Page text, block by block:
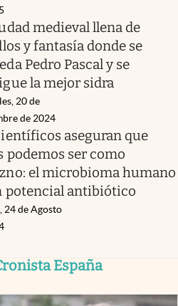
medieval llena de
y fantasía donde se
Pedro Pascal y se
la mejor sidra
20 de
de 2024
aseguran que
podemos ser como
el microbioma humano
potencial antibiótico
24 de Agosto
España